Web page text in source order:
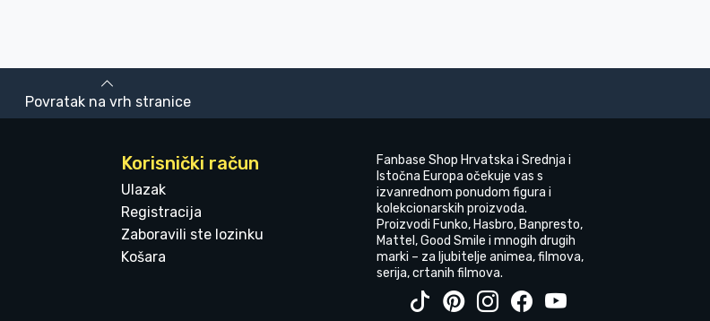
Povratak na vrh stranice
Korisnički račun
Ulazak
Registracija
Zaboravili ste lozinku
Košara
Fanbase Shop Hrvatska i Srednja i
Istočna Europa očekuje vas s
izvanrednom ponudom figura i
kolekcionarskih proizvoda.
Proizvodi Funko, Hasbro, Banpresto,
Mattel, Good Smile i mnogih drugih
marki – za ljubitelje animea, filmova,
serija, crtanih filmova.